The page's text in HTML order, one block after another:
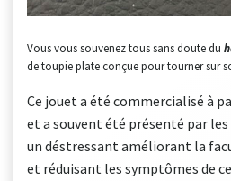
Vous vous souvenez tous sans doute du
de toupie plate conçue pour tourner sur
Ce jouet a été commercialisé à
et a souvent été présenté par
un déstressant améliorant la
et réduisant les symptômes de